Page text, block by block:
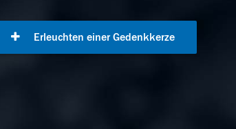
Erleuchten einer Gedenkkerze